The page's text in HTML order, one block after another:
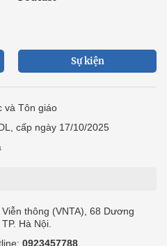
Sự kiện
và Tôn giáo
cấp ngày 17/10/2025
thông (VNTA), 68 Dương
Hà Nội.
0923457788